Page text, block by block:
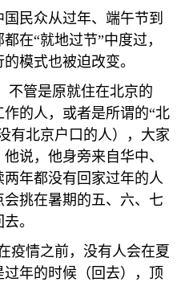
民众从过年、端午节到
在“就地过节”中度过，
模式也被迫改变。
不管是原就住在北京的
的人，或者是所谓的“北
有北京户口的人），大家
说，他身旁来自华中、
年都没有回家过年的人
挑在暑期的五、六、七
。
疫情之前，没有人会在夏
年的时候（回去），顶